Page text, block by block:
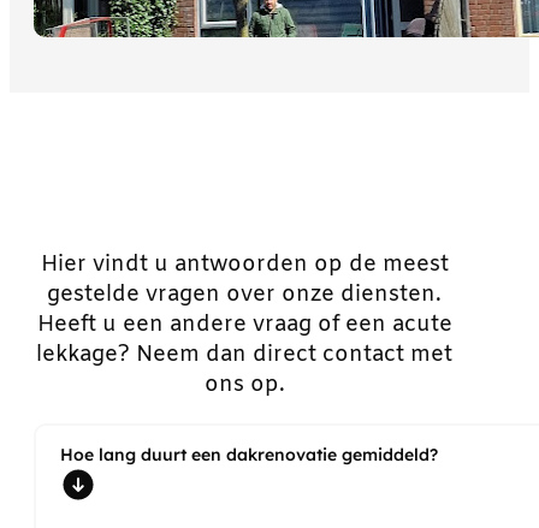
Hier vindt u antwoorden op de meest
gestelde vragen over onze diensten.
Heeft u een andere vraag of een acute
lekkage? Neem dan direct contact met
ons op.
Hoe lang duurt een dakrenovatie gemiddeld?